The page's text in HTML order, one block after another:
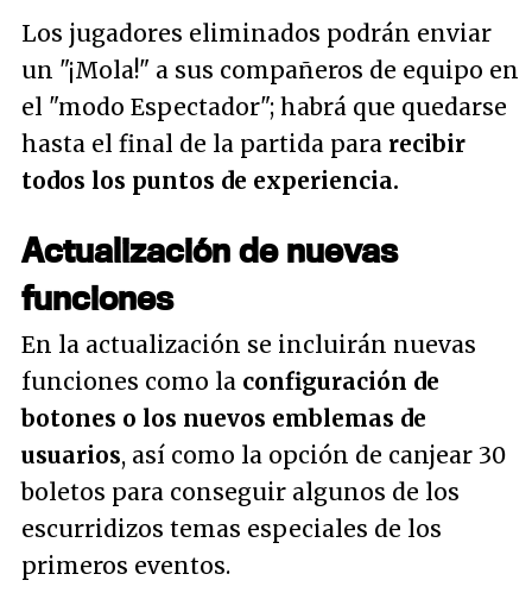
Los jugadores eliminados podrán enviar
un "¡Mola!" a sus compañeros de equipo en
el "modo Espectador"; habrá que quedarse
hasta el final de la partida para recibir
todos los puntos de experiencia.
Actualización de nuevas
funciones
En la actualización se incluirán nuevas
funciones como la configuración de
botones o los nuevos emblemas de
usuarios, así como la opción de canjear 30
boletos para conseguir algunos de los
escurridizos temas especiales de los
primeros eventos.